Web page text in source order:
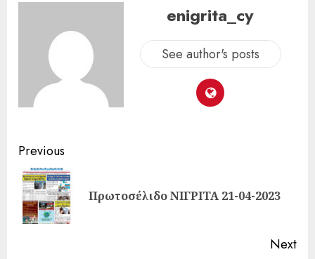
enigrita_cy
See author's posts
Previous
Πρωτοσέλιδο ΝΙΓΡΙΤΑ 21-04-2023
Next